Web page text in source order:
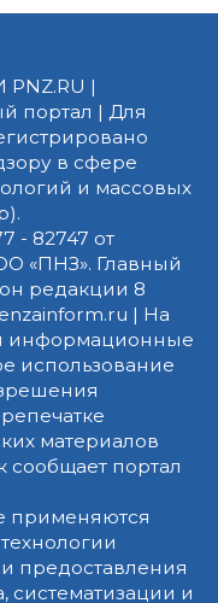
|
портал | Для
в сфере
и массовых
- 82747 от
«ПНЗ». Главный
редакции 8
| На
информационные
использование
материалов
сообщает портал
применяются
предоставления
и